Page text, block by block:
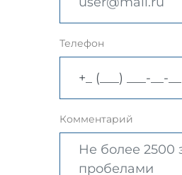
Телефон
Комментарий